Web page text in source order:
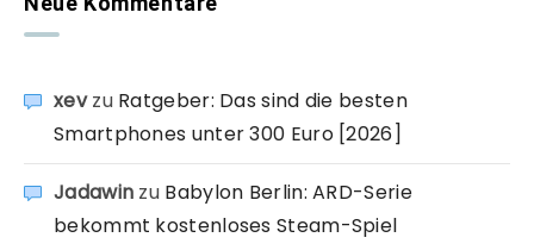
xevzu Ratgeber: Das sind die besten
Smartphones unter 300 Euro [2026]
Jadawin zu Babylon Berlin: ARD-Serie
bekommt kostenloses Steam-Spiel